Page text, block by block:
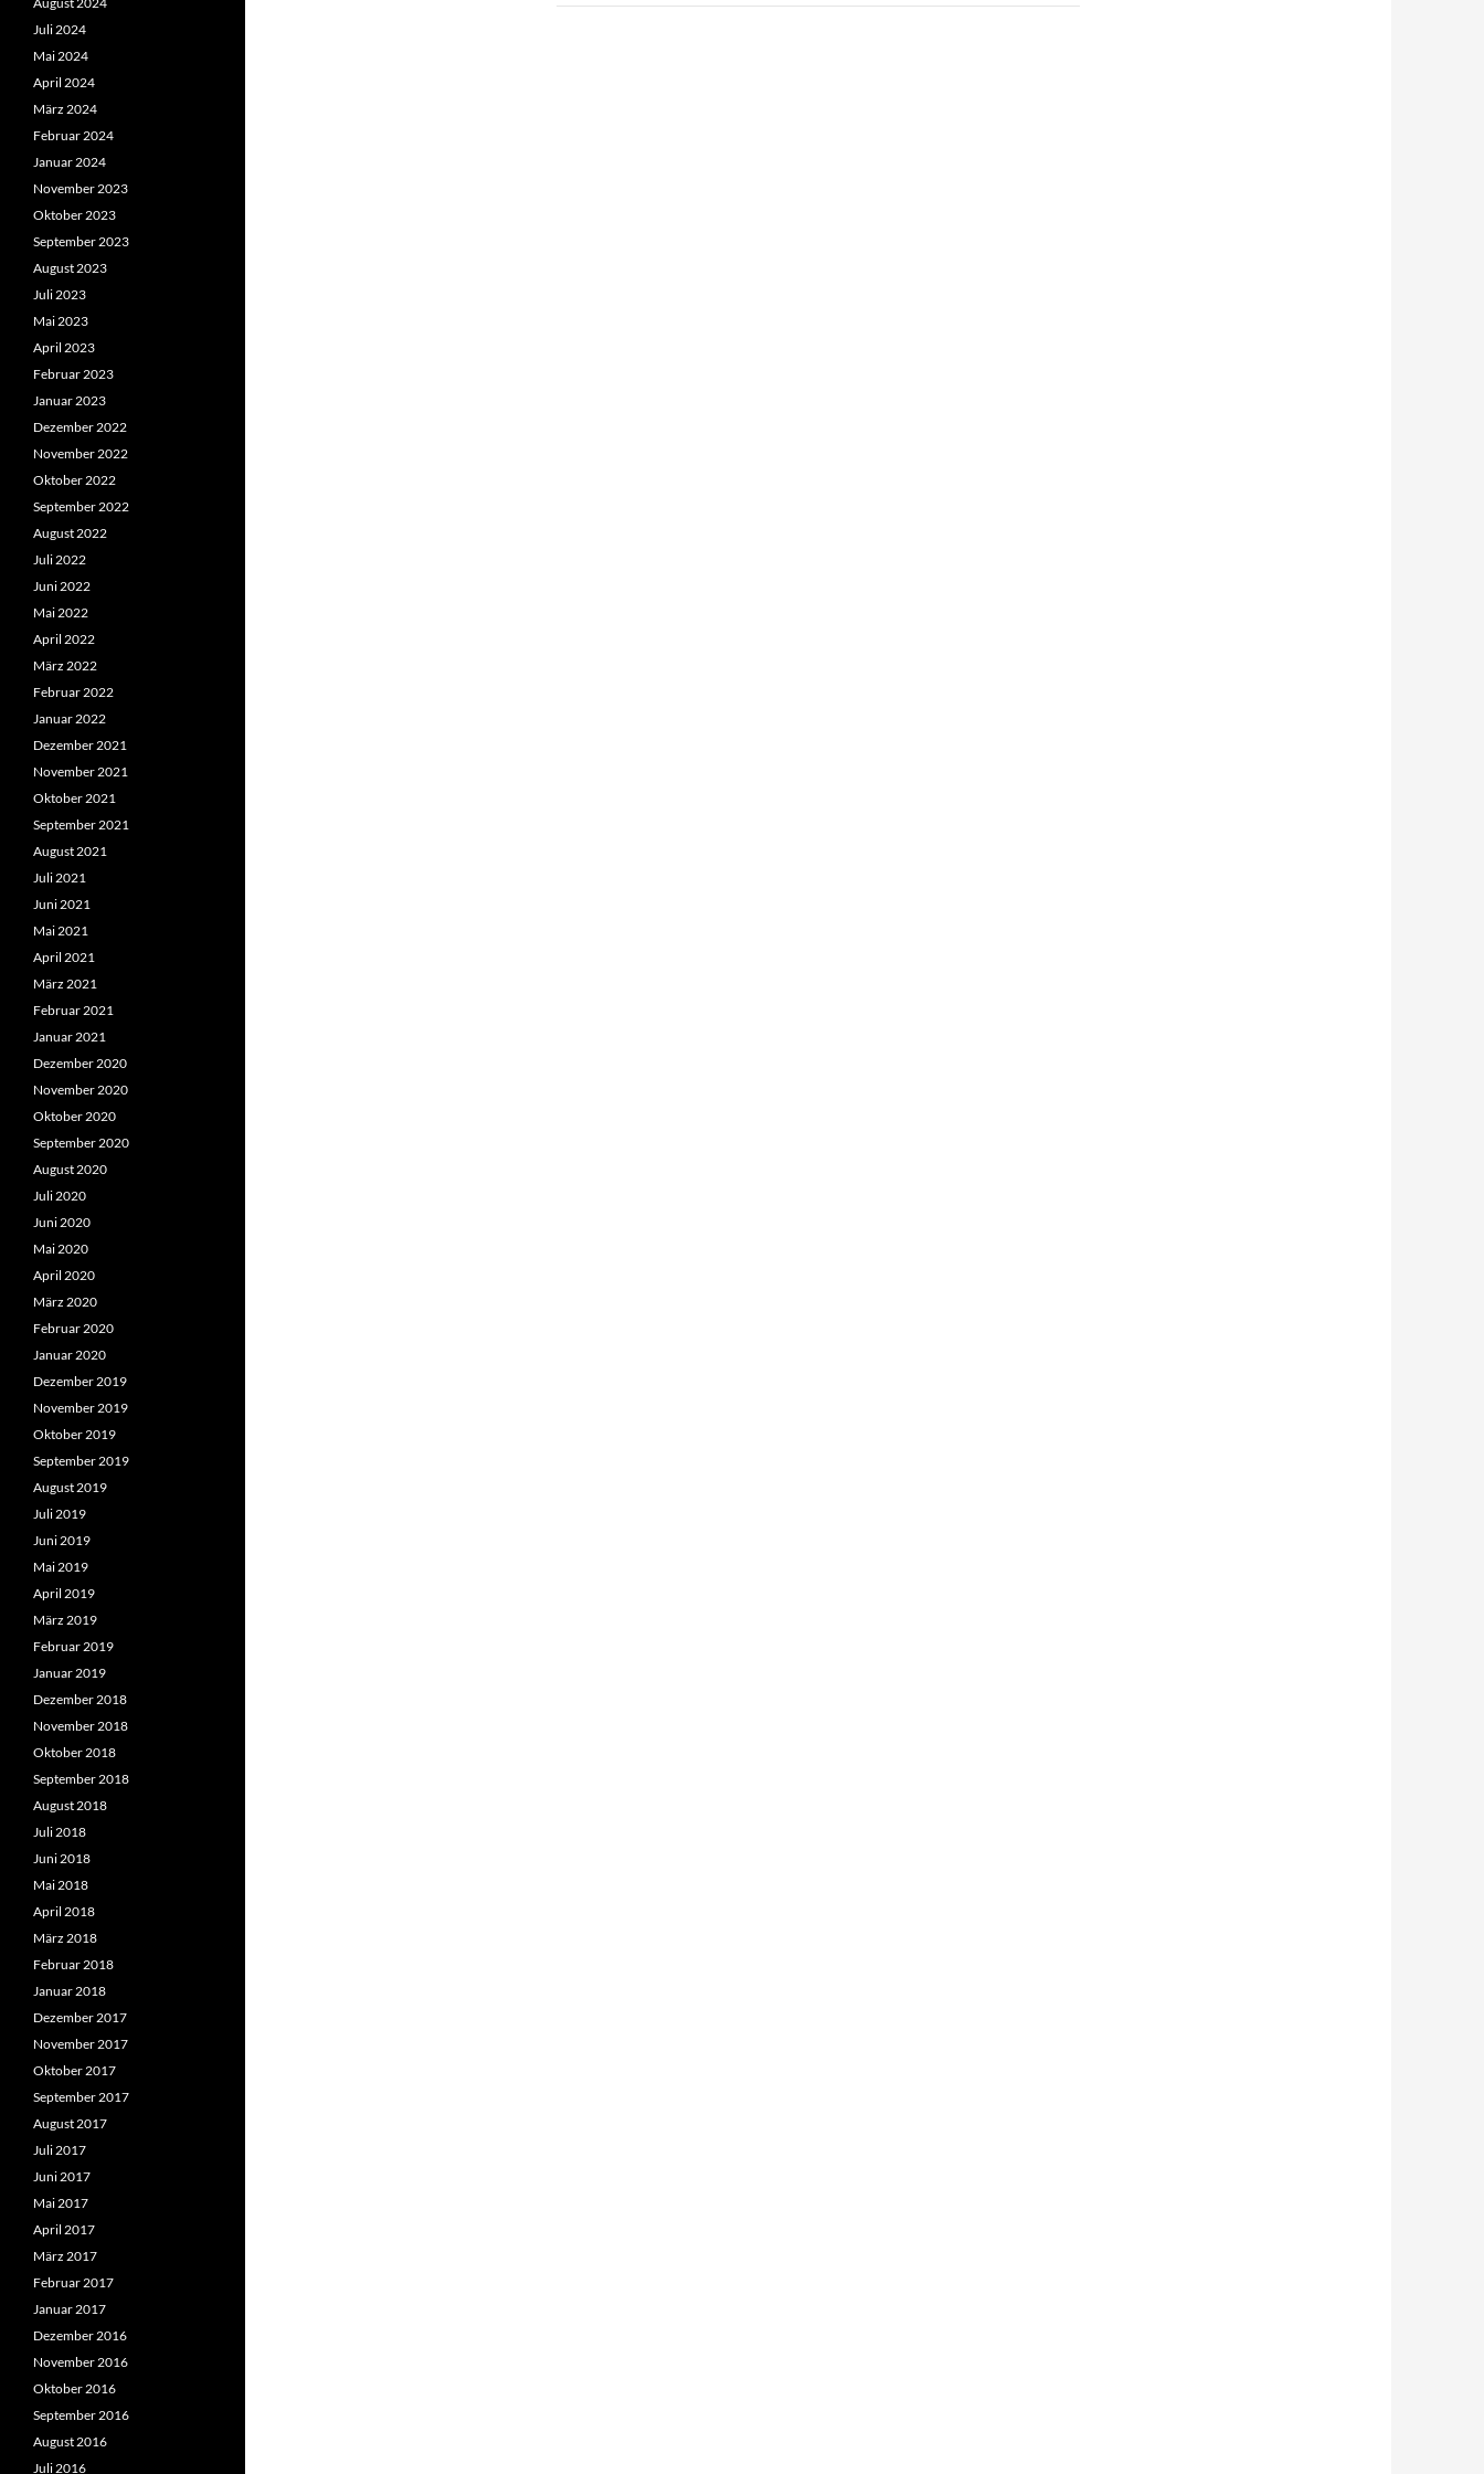
Juli 2024
Mai 2024
April 2024
März 2024
Februar 2024
Januar 2024
November 2023
Oktober 2023
September 2023
August 2023
Juli 2023
Mai 2023
April 2023
Februar 2023
Januar 2023
Dezember 2022
November 2022
Oktober 2022
September 2022
August 2022
Juli 2022
Juni 2022
Mai 2022
April 2022
März 2022
Februar 2022
Januar 2022
Dezember 2021
November 2021
Oktober 2021
September 2021
August 2021
Juli 2021
Juni 2021
Mai 2021
April 2021
März 2021
Februar 2021
Januar 2021
Dezember 2020
November 2020
Oktober 2020
September 2020
August 2020
Juli 2020
Juni 2020
Mai 2020
April 2020
März 2020
Februar 2020
Januar 2020
Dezember 2019
November 2019
Oktober 2019
September 2019
August 2019
Juli 2019
Juni 2019
Mai 2019
April 2019
März 2019
Februar 2019
Januar 2019
Dezember 2018
November 2018
Oktober 2018
September 2018
August 2018
Juli 2018
Juni 2018
Mai 2018
April 2018
März 2018
Februar 2018
Januar 2018
Dezember 2017
November 2017
Oktober 2017
September 2017
August 2017
Juli 2017
Juni 2017
Mai 2017
April 2017
März 2017
Februar 2017
Januar 2017
Dezember 2016
November 2016
Oktober 2016
September 2016
August 2016
Juli 2016